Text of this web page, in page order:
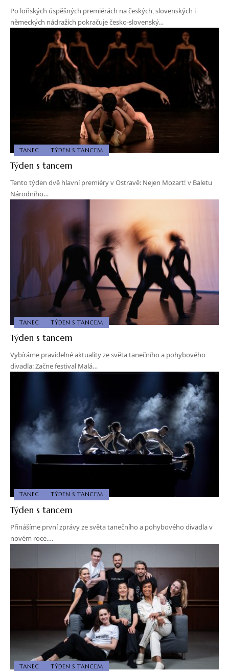
Po loňských úspěšných premiérách na českých, slovenských i
německých nádražích pokračuje česko-slovenský…
TANEC TÝDEN S TANCEM
Týden s tancem
Tento týden dvě hlavní premiéry v Ostravě: Nejen Mozart! v Baletu
Národního…
TANEC TÝDEN S TANCEM
Týden s tancem
Vybíráme pravidelné aktuality ze světa tanečního a pohybového
divadla: Začne festival Malá…
TANEC TÝDEN S TANCEM
Týden s tancem
Přinášíme první zprávy ze světa tanečního a pohybového divadla v
novém roce.…
TANEC TÝDEN S TANCEM